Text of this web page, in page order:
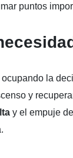
puntos
ocupando la
y
y el empuje